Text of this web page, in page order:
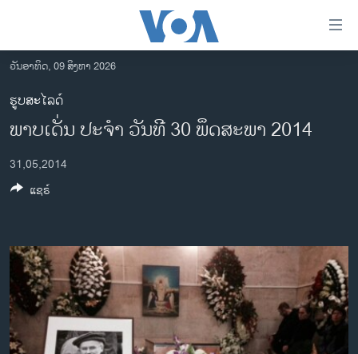
ເຂົ້າ
ຫາ
ຂ້າມ
ຂ້າມ
ໄປ
ຫາ
ລາວ
ອາເມຣິກາ
ການເລືອກຕັ້ງ ປະທານາທີບໍດີ ສະຫະລັດ 2024
ຂ່າວ​ຈີນ
ເອເຊຍ
ອິດສະຫຼະພາບດ້ານການຂ່າວ
ຊີວິດຊາວລາວ
ຊຸມຊົນຊາວລາວ
ວັນອາທິດ, 09 ສິງຫາ 2026
ຮູບສະໄລດ໌
ພາບ​ເດັ່ນ ປະ​ຈຳ ວັນ​ທີ 30 ພຶດ​ສະ​ພາ 2014
31,05,2014
ແຊຣ໌